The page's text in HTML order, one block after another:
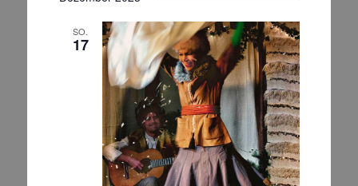
SO.
17